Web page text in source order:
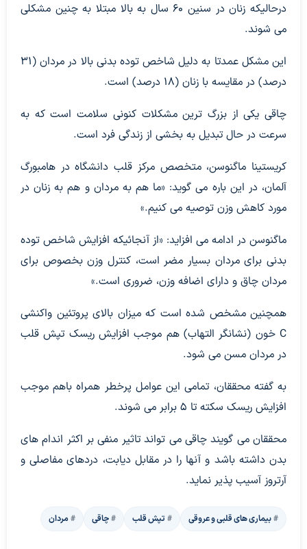
درحالیکه زنان در سنین ۶۰ سال به بالا مبتلا به چنین مشکلی
می شوند.
این مشکل عمدتا به دلیل شاخص توده بدنی بالا در مردان (۳۱
درصد) در مقایسه با زنان (۱۸ درصد) است.
چاقی یکی از بزرگ ترین مشکلات کنونی سلامت است که به
سرعت در حال تبدیل به بخشی از زندگی فرد است.
کریستینا ماگنوسن، متخصص مرکز قلب دانشگاه در هامبورگ
آلمان، در این باره می گوید: «ما هم به مردان و هم به زنان در
مورد کاهش وزن توصیه می کنیم.»
ماگنوسن در ادامه می افزاید: «از آنجائیکه افزایش شاخص توده
بدنی برای مردان بسیار مضر است، کنترل وزن بخصوص برای
مردان چاق و دارای اضافه وزن، ضروری است.»
همچنین مشخص شده است که میزان بالای پروتئین واکنشی
C خون (نشانگر التهاب) هم موجب افزایش ریسک تپش قلب
در مردان مسن می شود.
به گفته محققان، تمامی این عوامل پرخطر همراه باهم موجب
افزایش ریسک سکته تا ۵ برابر می شوند.
محققان می گویند چاقی می تواند تاثیر منفی بر اکثر اندام های
بدن داشته باشد و آنها را در مقابل دیابت، دردهای مفاصلی و
آرتروز آسیب پذیر نماید.
بیماری های قلبی و عروقی تپش قلب چاقی مردان